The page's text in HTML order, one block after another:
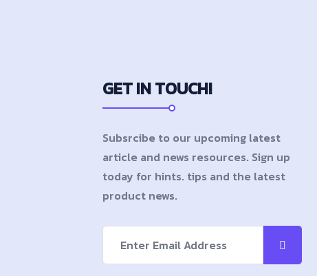
GET IN TOUCH!
Subsrcibe to our upcoming latest
article and news resources. Sign up
today for hints. tips and the latest
product news.